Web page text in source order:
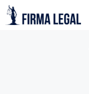
Saltar
al